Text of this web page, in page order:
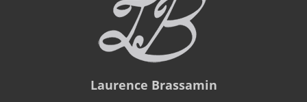
Laurence Brassamin